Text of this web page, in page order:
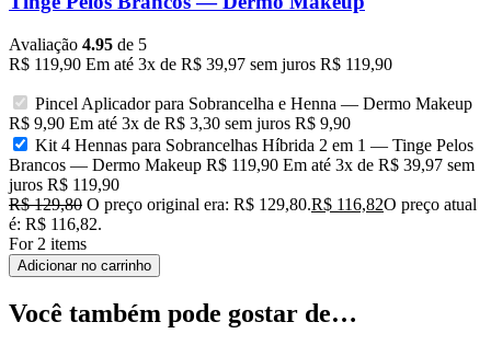
Avaliação 4.95 de 5
R$ 119,90 Em até 3x de R$ 39,97 sem juros R$ 119,90
Pincel Aplicador para Sobrancelha e Henna — Dermo Makeup
R$ 9,90 Em até 3x de R$ 3,30 sem juros R$ 9,90
Kit 4 Hennas para Sobrancelhas Híbrida 2 em 1 — Tinge Pelos
Brancos — Dermo Makeup R$ 119,90 Em até 3x de R$ 39,97 sem
juros R$ 119,90
R$129,80 O preço original era: R$ 129,80.R$ 116,82O preço atual
é: R$ 116,82.
For 2 items
Adicionar no carrinho
Você também pode gostar de…